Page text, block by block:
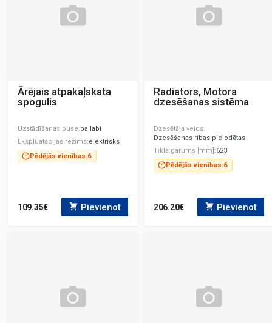
Ārējais atpakaļskata
spogulis
Uzstādīšanas puse pa labi
Ekspluatācijas režīms elektrisks
Pēdējās vienības:6
109.35€ Pievienot
Radiators, Motora
dzesēšanas sistēma
Dzesētāja veids
Dzesēšanas ribas pielodētas
Tīkla garums [mm] 623
Pēdējās vienības:6
206.20€ Pievienot